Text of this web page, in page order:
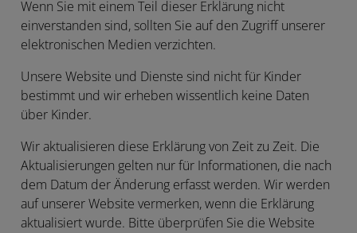
Wenn Sie mit einem Teil dieser Erklärung nicht
einverstanden sind, sollten Sie auf den Zugriff unserer
elektronischen Medien verzichten.
Unsere Website und Dienste sind nicht für Kinder
bestimmt und wir erheben wissentlich keine Daten
über Kinder.
Wir aktualisieren diese Erklärung von Zeit zu Zeit. Die
Aktualisierungen gelten nur für Informationen, die nach
dem Datum der Änderung erfasst werden. Wir werden
auf unserer Website vermerken, wenn die Erklärung
aktualisiert wurde. Bitte überprüfen Sie die Website